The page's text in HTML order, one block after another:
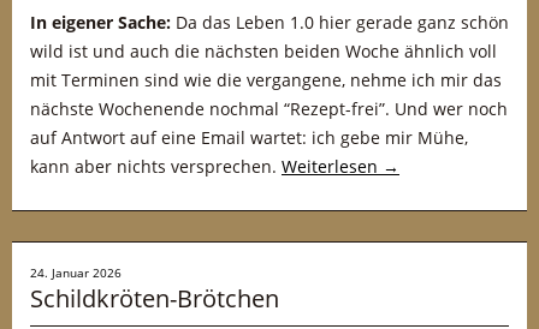
In eigener Sache: Da das Leben 1.0 hier gerade ganz schön
wild ist und auch die nächsten beiden Woche ähnlich voll
mit Terminen sind wie die vergangene, nehme ich mir das
nächste Wochenende nochmal “Rezept-frei”. Und wer noch
auf Antwort auf eine Email wartet: ich gebe mir Mühe,
kann aber nichts versprechen. Weiterlesen →
24. Januar 2026
Schildkröten-Brötchen